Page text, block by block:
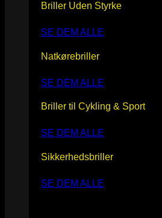
Briller Uden Styrke
SE DEM ALLE
Natkørebriller
SE DEM ALLE
Briller til Cykling & Sport
SE DEM ALLE
Sikkerhedsbriller
SE DEM ALLE